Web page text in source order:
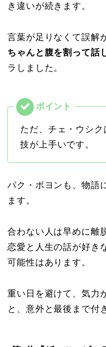
き違いが続きます。
言葉が足りなくて誤解
ちゃんと腹を割って話
ラしました。
ただ、チェ・ウシ
技が上手いです。
パク・ボヨンも、物語
ます。
合わない人は早めに離
恋愛と人生の話が好き
可能性はあります。
重い日を避けて、気力
と、意外と最後まで付